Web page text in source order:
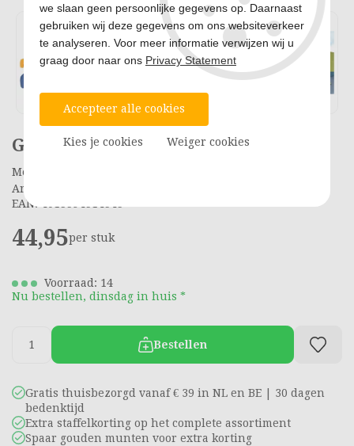
Goki Houten Noach's Ark
Merk: Goki
Artikelnummer: 5210674
EAN: 4013594514545
44,95per stuk
Voorraad: 14
Nu bestellen, dinsdag in huis *
Bestellen
Gratis thuisbezorgd vanaf € 39 in NL en BE | 30 dagen
bedenktijd
Extra staffelkorting op het complete assortiment
Spaar gouden munten voor extra korting
we slaan geen persoonlijke gegevens op. Daarnaast
gebruiken wij deze gegevens om ons websiteverkeer
te analyseren. Voor meer informatie verwijzen wij u
graag door naar ons Privacy Statement
Accepteer alle cookies
Kies je cookies Weiger cookies